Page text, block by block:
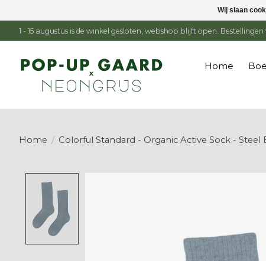
1 - 15 augustus is de winkel gesloten, webshop blijft open.
Home
Home / Colorful Standard - Organic Active Sock - Steel
Wij slaan